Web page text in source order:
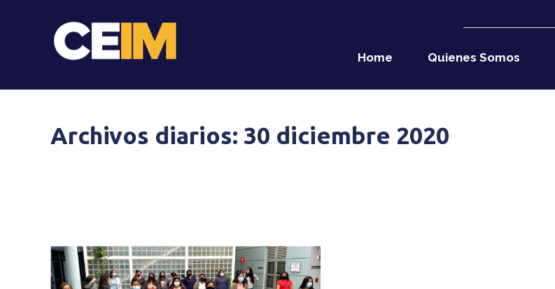
Home Quienes Somos
Archivos diarios: 30 diciembre 2020